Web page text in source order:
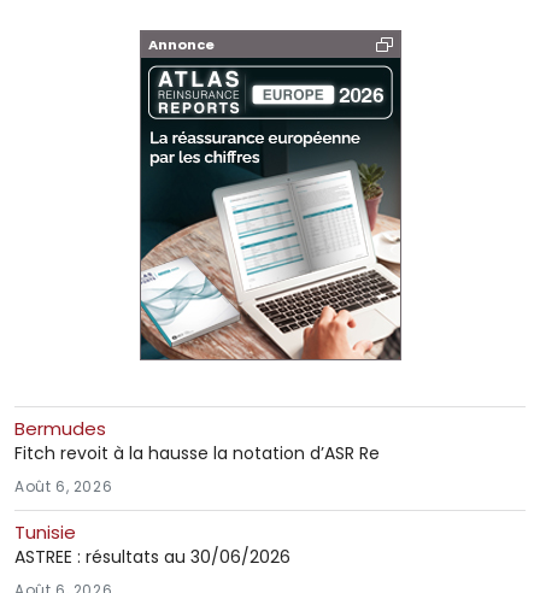
Annonce
Bermudes
Fitch revoit à la hausse la notation d’ASR Re
Août 6, 2026
Tunisie
ASTREE : résultats au 30/06/2026